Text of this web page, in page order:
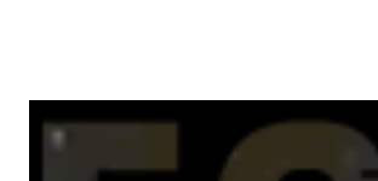
spaziare con i generi letterari e non
Per farvi un esempio nel 2015 mi sembra